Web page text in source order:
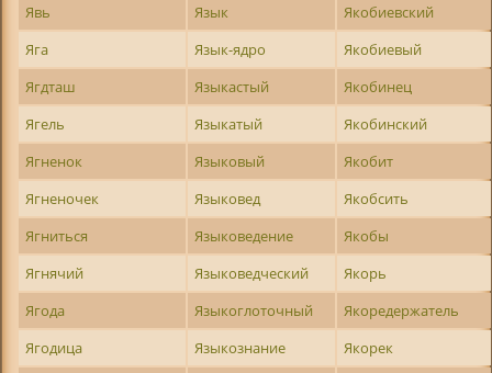
Явь
Язык
Якобиевский
Яга
Язык-ядро
Якобиевый
Ягдташ
Языкастый
Якобинец
Ягель
Языкатый
Якобинский
Ягненок
Языковый
Якобит
Ягненочек
Языковед
Якобсить
Ягниться
Языковедение
Якобы
Ягнячий
Языковедческий
Якорь
Ягода
Языкоглоточный
Якоредержатель
Ягодица
Языкознание
Якорек